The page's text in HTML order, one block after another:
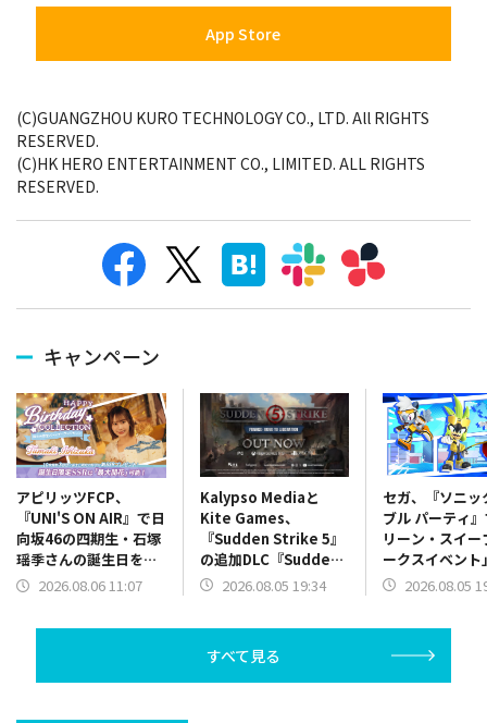
App Store
(C)GUANGZHOU KURO TECHNOLOGY CO., LTD. All RIGHTS
RESERVED.
(C)HK HERO ENTERTAINMENT CO., LIMITED. ALL RIGHTS
RESERVED.
キャンペーン
アピリッツFCP、
『UNI'S ON AIR』で日
向坂46の四期生・石塚
瑶季さんの誕生日を記
念した「誕生日限定バ
2026.08.06 11:07
Kalypso Mediaと
Kite Games、
『Sudden Strike 5』
の追加DLC『Sudden
Strike 5 – France:
2026.08.05 19:34
セガ、『ソニッ
ブル パーティ
リーン・スイー
ークスイベント
催…夏の気分を
2026.08.05
すべて見る